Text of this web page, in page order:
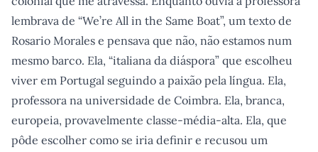
lembrava de “We’re All in the Same Boat”, um texto de
Rosario Morales e pensava que não, não estamos num
mesmo barco. Ela, “italiana da diáspora” que escolheu
viver em Portugal seguindo a paixão pela língua. Ela,
professora na universidade de Coimbra. Ela, branca,
europeia, provavelmente classe-média-alta. Ela, que
pôde escolher como se iria definir e recusou um